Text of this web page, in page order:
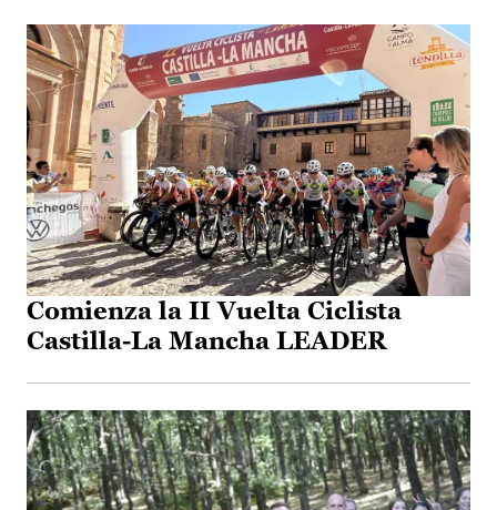
Comienza la II Vuelta Ciclista
Castilla-La Mancha LEADER